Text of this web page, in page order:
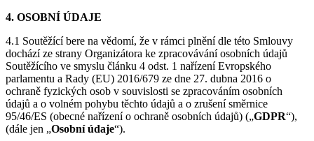
4. OSOBNÍ ÚDAJE
4.1 Soutěžící bere na vědomí, že v rámci plnění dle této Smlouvy
dochází ze strany Organizátora ke zpracovávání osobních údajů
Soutěžícího ve smyslu článku 4 odst. 1 nařízení Evropského
parlamentu a Rady (EU) 2016/679 ze dne 27. dubna 2016 o
ochraně fyzických osob v souvislosti se zpracováním osobních
údajů a o volném pohybu těchto údajů a o zrušení směrnice
95/46/ES (obecné nařízení o ochraně osobních údajů) („GDPR“),
(dále jen „Osobní údaje“).